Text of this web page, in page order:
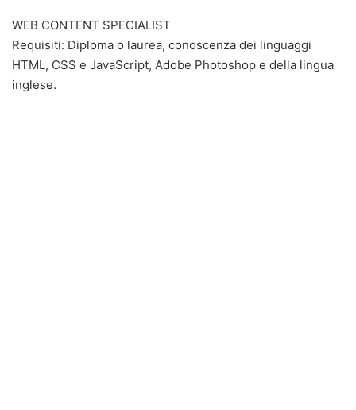
WEB CONTENT SPECIALIST
Requisiti: Diploma o laurea, conoscenza dei linguaggi
HTML, CSS e JavaScript, Adobe Photoshop e della lingua
inglese.